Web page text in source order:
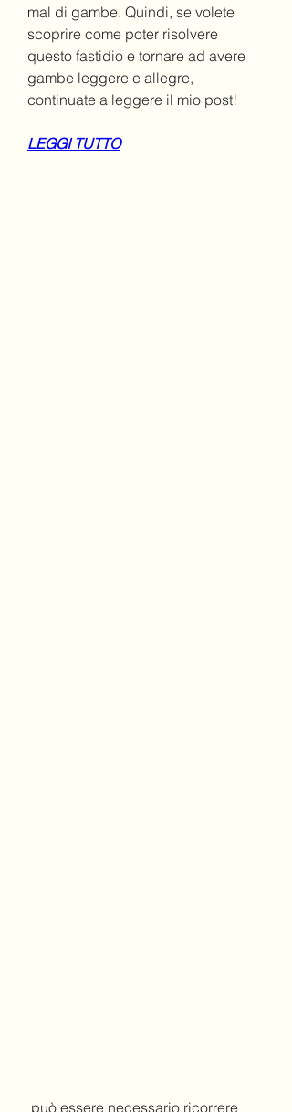
mal di gambe. Quindi, se volete
scoprire come poter risolvere
questo fastidio e tornare ad avere
gambe leggere e allegre,
continuate a leggere il mio post!
LEGGI TUTTO